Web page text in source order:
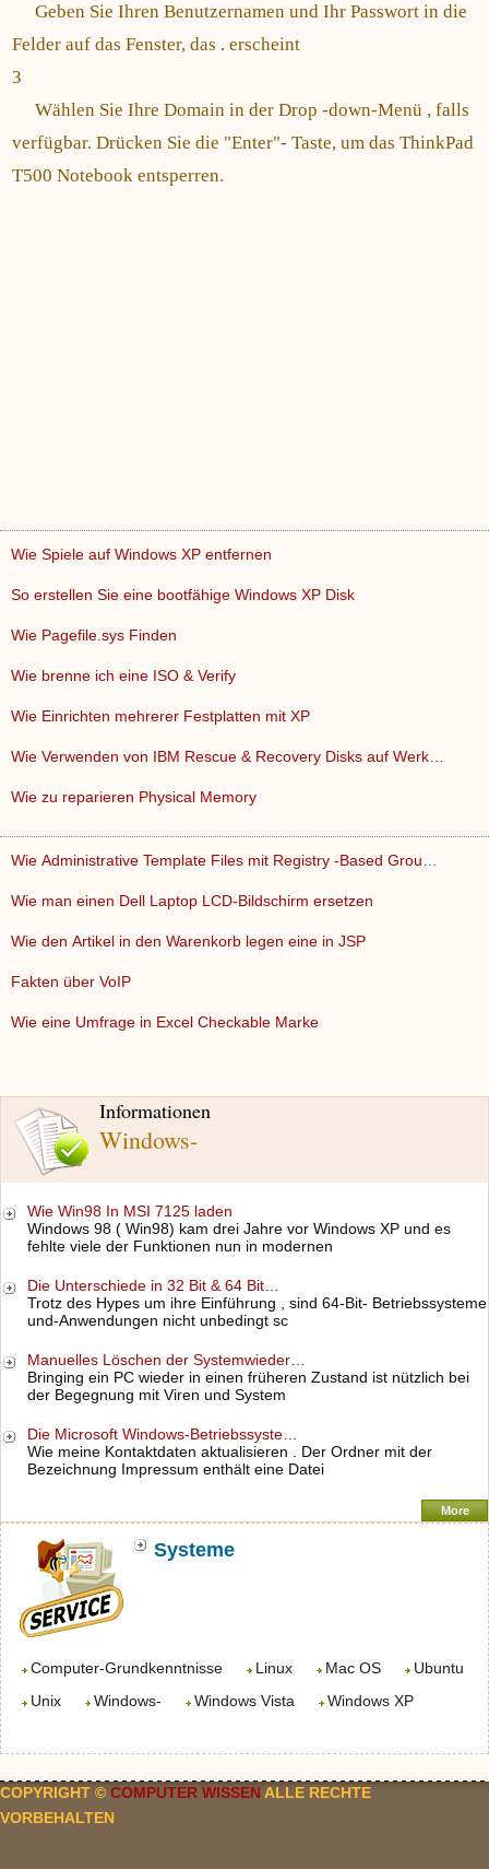
Informationen
Windows-
Wie Win98 In MSI 7125 laden
Windows 98 ( Win98) kam drei Jahre vor Windows XP und es
fehlte viele der Funktionen nun in modernen
Die Unterschiede in 32 Bit & 64 Bit…
Trotz des Hypes um ihre Einführung , sind 64-Bit- Betriebssysteme
und-Anwendungen nicht unbedingt sc
Manuelles Löschen der Systemwieder…
Bringing ein PC wieder in einen früheren Zustand ist nützlich bei
der Begegnung mit Viren und System
Die Microsoft Windows-Betriebssyste…
Wie meine Kontaktdaten aktualisieren . Der Ordner mit der
Bezeichnung Impressum enthält eine Datei
More
Systeme
Computer-Grundkenntnisse Linux Mac OS
Ubuntu
Unix
Windows- Windows Vista Windows XP
Geben Sie Ihren Benutzernamen und Ihr Passwort in die
Felder auf das Fenster, das . erscheint
3
Wählen Sie Ihre Domain in der Drop -down-Menü , falls
verfügbar. Drücken Sie die "Enter"- Taste, um das ThinkPad
T500 Notebook entsperren.
Wie Spiele auf Windows XP entfernen
So erstellen Sie eine bootfähige Windows XP Disk
Wie Pagefile.sys Finden
Wie brenne ich eine ISO & Verify
Wie Einrichten mehrerer Festplatten mit XP
Wie zu reparieren Physical Memory
Wie man einen Dell Laptop LCD-Bildschirm ersetzen
Wie den Artikel in den Warenkorb legen eine in JSP
Fakten über VoIP
Wie eine Umfrage in Excel Checkable Marke
COPYRIGHT © COMPUTER WISSEN ALLE RECHTE
VORBEHALTEN